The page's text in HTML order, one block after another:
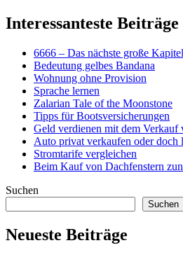
Interessanteste Beiträge
6666 – Das nächste große
Bedeutung gelbes Bandana
Wohnung ohne Provision
Sprache lernen
Zalarian Tale of the Moonstone
Tipps für Bootsversicherungen
Geld verdienen mit dem Verkauf
Auto privat verkaufen oder doch
Stromtarife vergleichen
Beim Kauf von Dachfenstern
Suchen
Suchen
Neueste Beiträge